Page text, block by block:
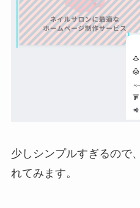
少しシンプルすぎるので
れてみます。